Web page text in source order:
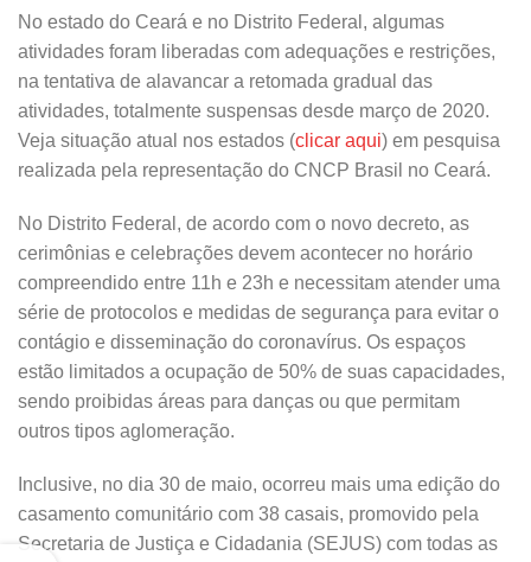
No estado do Ceará e no Distrito Federal, algumas
atividades foram liberadas com adequações e restrições,
na tentativa de alavancar a retomada gradual das
atividades, totalmente suspensas desde março de 2020.
Veja situação atual nos estados (clicar aqui) em pesquisa
realizada pela representação do CNCP Brasil no Ceará.
No Distrito Federal, de acordo com o novo decreto, as
cerimônias e celebrações devem acontecer no horário
compreendido entre 11h e 23h e necessitam atender uma
série de protocolos e medidas de segurança para evitar o
contágio e disseminação do coronavírus. Os espaços
estão limitados a ocupação de 50% de suas capacidades,
sendo proibidas áreas para danças ou que permitam
outros tipos aglomeração.
Inclusive, no dia 30 de maio, ocorreu mais uma edição do
casamento comunitário com 38 casais, promovido pela
Secretaria de Justiça e Cidadania (SEJUS) com todas as